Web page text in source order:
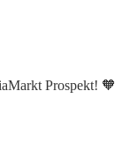
Prospekt! 🧡